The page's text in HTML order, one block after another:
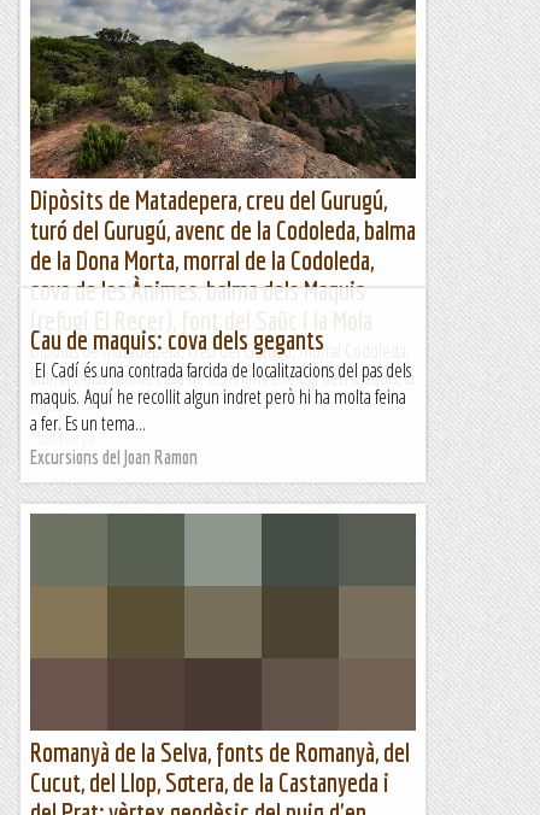
Distància: 6,25 km - Desnivell: 255 m - Durada: 2 h - ruta
circularWIKILOC: https://bit.ly/43o905KSortim de
l'aparcament de Tamariu a la platja de Tamariu i...
Fent senderisme
Dipòsits de Matadepera, creu del Gurugú,
turó del Gurugú, avenc de la Codoleda, balma
de la Dona Morta, morral de la Codoleda,
cova de les Ànimes, balma dels Maquis
Dipòsits de Matadepera, creu del Gurugú, morral Codoleda,
balma Dona Morta, cova de les Ànimes, refugi dels Maquis, la
Mola ...
Muntanya
Cau de maquis: cova dels gegants
El Cadí és una contrada farcida de localitzacions del pas dels
maquis. Aquí he recollit algun indret però hi ha molta feina
a fer. Es un tema...
Excursions del Joan Ramon
Romanyà de la Selva, fonts de Romanyà, del
Cucut, del Llop, Sotera, de la Castanyeda i